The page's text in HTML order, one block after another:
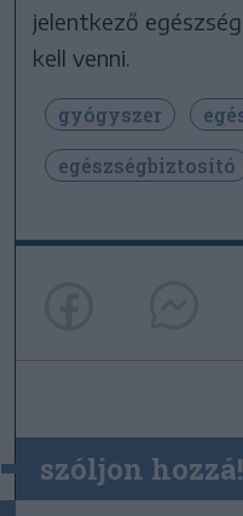
jelentkező
kell venni.
gyógyszer
egészségbiztosító
szóljon hozzá!